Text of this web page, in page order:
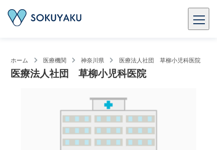
ホーム 医療機関 神奈川県 医療法人社団 草柳小児科医院
医療法人社団 草柳小児科医院